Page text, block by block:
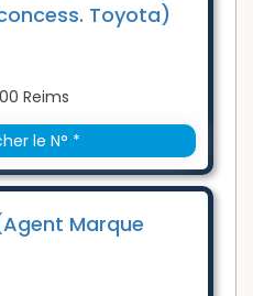
Toyota)
Reims
le N° *
Marque